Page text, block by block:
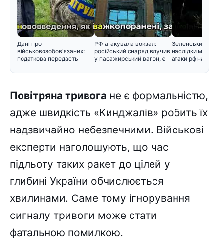
Дані про
військовозобов'язаних:
податкова передасть
РФ атакувала вокзал:
російський снаряд влучив
у пасажирський вагон, є
Зеленський
наслідки
атаки рф на
Повітряна тривога не є формальністю,
адже швидкість «Кинджалів» робить їх
надзвичайно небезпечними. Військові
експерти наголошують, що час
підльоту таких ракет до цілей у
глибині України обчислюється
хвилинами. Саме тому ігнорування
сигналу тривоги може стати
фатальною помилкою.